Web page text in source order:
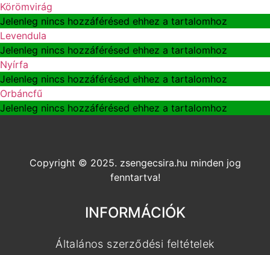
Körömvirág
Jelenleg nincs hozzáférésed ehhez a tartalomhoz
Levendula
Jelenleg nincs hozzáférésed ehhez a tartalomhoz
Nyírfa
Jelenleg nincs hozzáférésed ehhez a tartalomhoz
Orbáncfű
Jelenleg nincs hozzáférésed ehhez a tartalomhoz
Copyright © 2025. zsengecsira.hu minden jog
fenntartva!
INFORMÁCIÓK
Általános szerződési feltételek